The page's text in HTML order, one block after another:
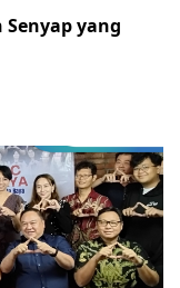
Senyap yang